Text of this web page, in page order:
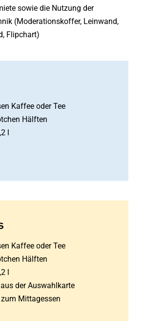
sowie die Nutzung der
(Moderationskoffer, Leinwand,
Flipchart)
Kaffee oder Tee
Hälften
l
Kaffee oder Tee
Hälften
l
der Auswahlkarte
Mittagessen